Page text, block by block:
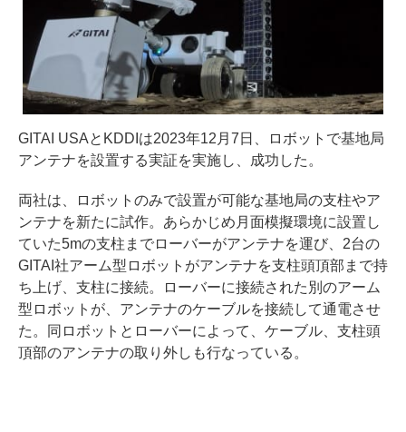
GITAI USAとKDDIは2023年12月7日、ロボットで基地局
アンテナを設置する実証を実施し、成功した。
両社は、ロボットのみで設置が可能な基地局の支柱やア
ンテナを新たに試作。あらかじめ月面模擬環境に設置し
ていた5mの支柱までローバーがアンテナを運び、2台の
GITAI社アーム型ロボットがアンテナを支柱頭頂部まで持
ち上げ、支柱に接続。ローバーに接続された別のアーム
型ロボットが、アンテナのケーブルを接続して通電させ
た。同ロボットとローバーによって、ケーブル、支柱頭
頂部のアンテナの取り外しも行なっている。